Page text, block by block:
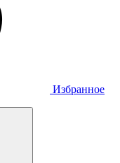
Избранное